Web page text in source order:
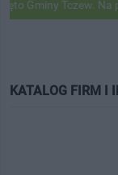
Tczew. Na
KATALOG FIRM I